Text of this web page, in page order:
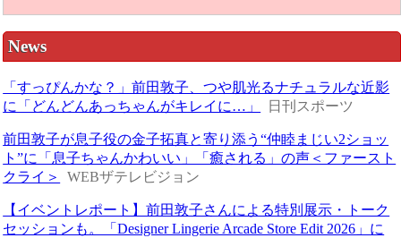
News
「すっぴんかな？」前田敦子、つや肌光るナチュラルな近影
に「どんどんあっちゃんがキレイに…」
日刊スポーツ
前田敦子が息子役の金子拓真と寄り添う“仲睦まじい2ショッ
ト”に「息子ちゃんかわいい」「癒される」の声＜ファースト
クライ＞
WEBザテレビジョン
【イベントレポート】前田敦子さんによる特別展示・トーク
セッションも。「Designer Lingerie Arcade Store Edit 2026」に